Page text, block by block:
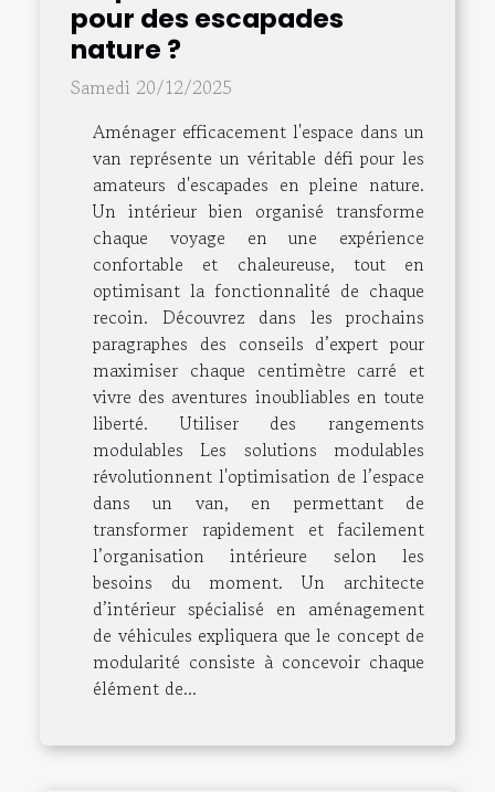
pour des escapades
nature ?
Samedi 20/12/2025
Aménager efficacement l'espace dans un
van représente un véritable défi pour les
amateurs d'escapades en pleine nature.
Un intérieur bien organisé transforme
chaque voyage en une expérience
confortable et chaleureuse, tout en
optimisant la fonctionnalité de chaque
recoin. Découvrez dans les prochains
paragraphes des conseils d’expert pour
maximiser chaque centimètre carré et
vivre des aventures inoubliables en toute
liberté. Utiliser des rangements
modulables Les solutions modulables
révolutionnent l'optimisation de l’espace
dans un van, en permettant de
transformer rapidement et facilement
l’organisation intérieure selon les
besoins du moment. Un architecte
d’intérieur spécialisé en aménagement
de véhicules expliquera que le concept de
modularité consiste à concevoir chaque
élément de...